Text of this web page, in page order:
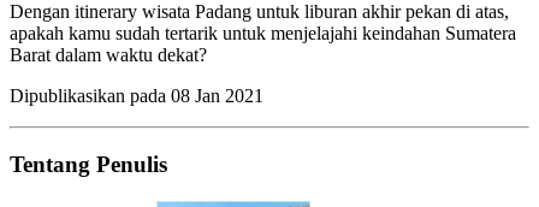
Dengan itinerary wisata Padang untuk liburan akhir pekan di atas,
apakah kamu sudah tertarik untuk menjelajahi keindahan Sumatera
Barat dalam waktu dekat?
Dipublikasikan pada 08 Jan 2021
Tentang Penulis